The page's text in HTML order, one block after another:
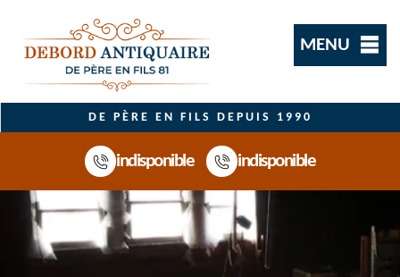
MENU
DE PÈRE EN FILS DEPUIS 1990
indisponible indisponible